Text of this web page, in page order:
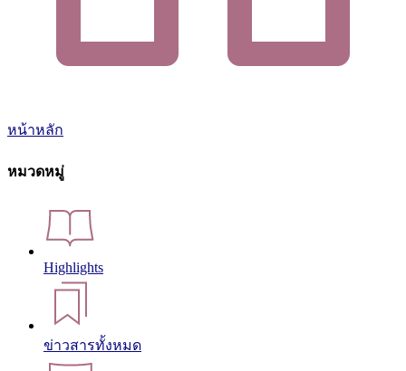
หน้าหลัก
หมวดหมู่
Highlights
ข่าวสารทั้งหมด